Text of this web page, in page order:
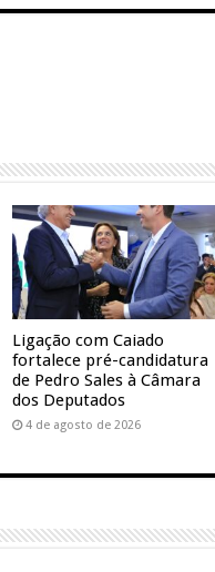
Ligação com Caiado
fortalece pré-candidatura
de Pedro Sales à Câmara
dos Deputados
4 de agosto de 2026